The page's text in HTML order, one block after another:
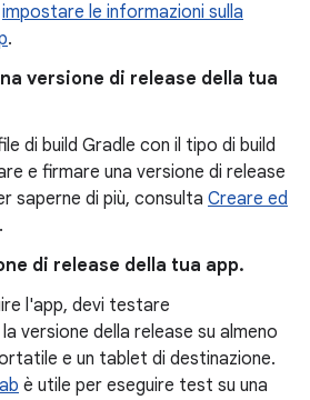
impostare le informazioni sulla
.
versione di release della tua
di build Gradle con il tipo di build
e firmare una versione di release
saperne di più, consulta Creare ed
.
di release della tua app.
l'app, devi testare
versione della release su almeno
e un tablet di destinazione.
è utile per eseguire test su una